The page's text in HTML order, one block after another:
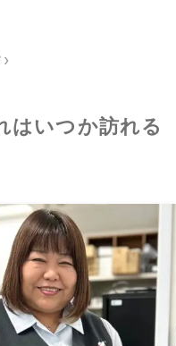
はいつか訪れる